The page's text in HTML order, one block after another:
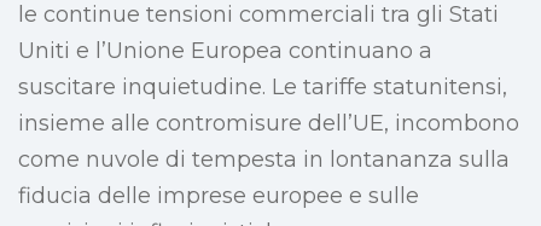
le continue tensioni commerciali tra gli Stati
Uniti e l’Unione Europea continuano a
suscitare inquietudine. Le tariffe statunitensi,
insieme alle contromisure dell’UE, incombono
come nuvole di tempesta in lontananza sulla
fiducia delle imprese europee e sulle